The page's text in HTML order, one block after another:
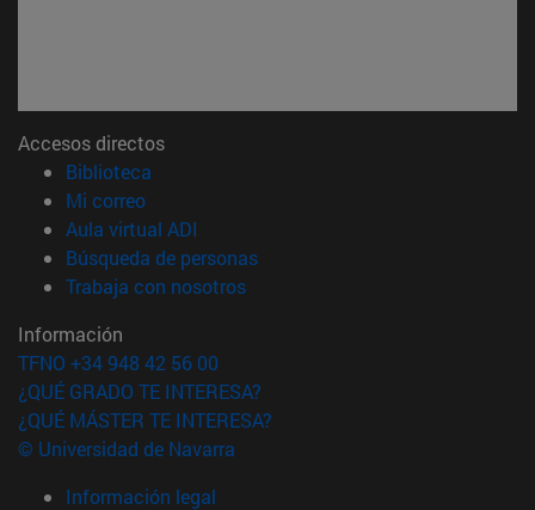
Accesos directos
Biblioteca
Mi correo(abre en nueva ventana)
Aula virtual ADI
Búsqueda de personas(abre en nueva ventana)
Trabaja con nosotros(abre en nueva ventana)
Información
TFNO +34 948 42 56 00
¿QUÉ GRADO TE INTERESA?
¿QUÉ MÁSTER TE INTERESA?
© Universidad de Navarra
Información legal